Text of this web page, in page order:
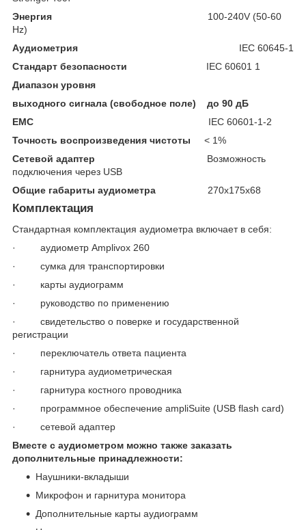
Энергия 100-240V (50-60
Hz)
Аудиометрия IEC 60645-1
Cтандарт безопасности IEC 60601 1
Диапазон уровня
выходного сигнала (свободное поле) до 90 дБ
EMC IEC 60601-1-2
Точность воспроизведения чистоты < 1%
Cетевой адаптер Возможность
подключения через USB
Общие габариты аудиометра 270х175х68
Комплектация
Стандартная комплектация аудиометра включает в себя:
· аудиометр Amplivox 260
· сумка для транспортировки
· карты аудиограмм
· руководство по применению
· свидетельство о поверке и государственной
регистрации
· переключатель ответа пациента
· гарнитура аудиометрическая
· гарнитура костного проводника
· программное обеспечение ampliSuite (USB flash card)
· сетевой адаптер
Вместе с аудиометром можно также заказать
дополнительные принадлежности:
Наушники-вкладыши
Микрофон и гарнитура монитора
Дополнительные карты аудиограмм